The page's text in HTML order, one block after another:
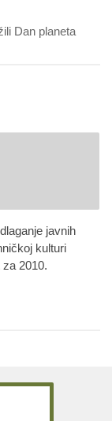
Dan planeta
javnih
kulturi
2010.